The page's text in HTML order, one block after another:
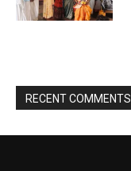
RECENT COMMENTS